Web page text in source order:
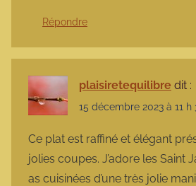
Répondre
plaisiretequilibre dit :
15 décembre 2023 à 11 h
Ce plat est raffiné et élégant
jolies coupes. J’adore les Saint
as cuisinées d’une très jolie